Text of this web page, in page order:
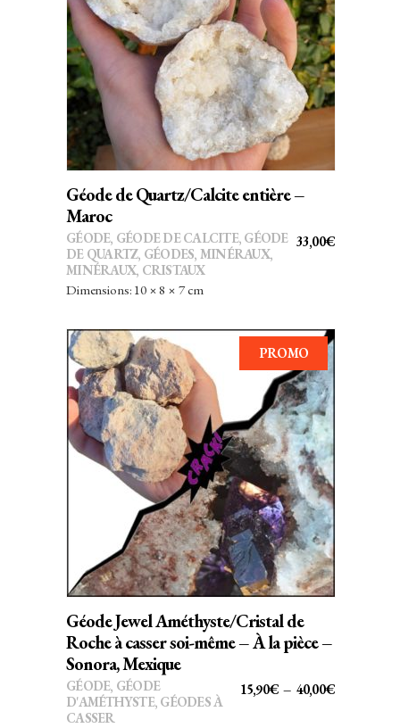
AJOUTER AU PANIER
Géode de Quartz/Calcite entière –
Maroc
33,00€
GÉODE, GÉODE DE CALCITE, GÉODE
DE QUARTZ, GÉODES, MINÉRAUX,
MINÉRAUX, CRISTAUX
Dimensions: 10 × 8 × 7 cm
PROMO
CHOIX DES OPTIONS
Ce
produit
a
plusieurs
variations.
Les
options
être
Géode Jewel Améthyste/Cristal de
Roche à casser soi-même – À la pièce –
Sonora, Mexique
15,90€ – 40,00€PLAGE
GÉODE, GÉODE
D'AMÉTHYSTE, GÉODES À
CASSER